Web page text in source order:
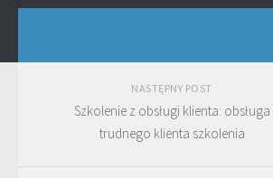
NASTĘPNY POST
Szkolenie z obsługi klienta: obsługa
trudnego klienta szkolenia